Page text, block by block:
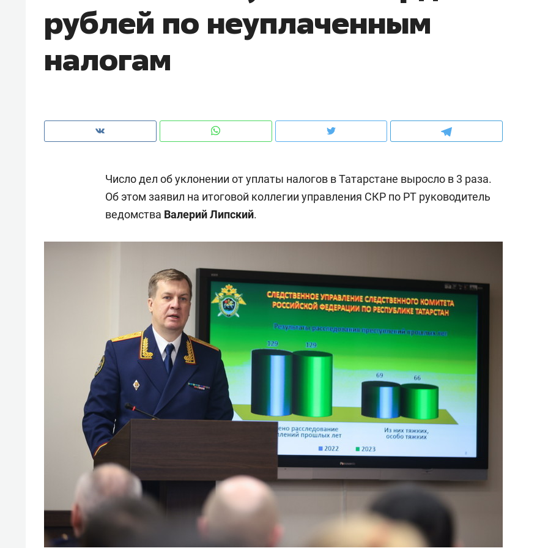
рублей по неуплаченным
налогам
Число дел об уклонении от уплаты налогов в Татарстане выросло в 3 раза.
Об этом заявил на итоговой коллегии управления СКР по РТ руководитель
ведомства Валерий Липский.
рынки, почему надо знать аксакалов и
чем интересен Оман?
клиентах и чудных запросах мастеров
Падел, фитнес, танцы и даже
стал Меккой для любителей
Психотерапевт «Фороса»:
когда человек не считает
свою сверхнагрузку
стрессом»
Дизайнер-прораб
для меня это